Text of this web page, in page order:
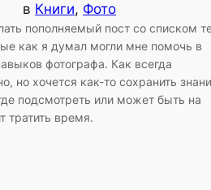
в Книги, Фото
пополняемый пост со списком
как я думал могли мне помочь в
фотографа. Как всегда
но хочется как-то сохранить
подсмотреть или может быть на
тратить время.